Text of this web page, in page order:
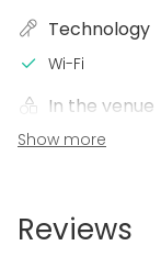
Technology
Wi-Fi
In the venue
Loud music OK
Outdoor area
Show more
Reviews